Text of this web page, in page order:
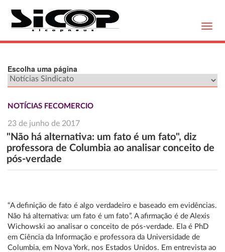
Escolha uma página
NOTÍCIAS FECOMERCIO
23 de junho de 2017
"Não há alternativa: um fato é um fato", diz
professora de Columbia ao analisar conceito de
pós-verdade
“A definição de fato é algo verdadeiro e baseado em evidências.
Não há alternativa: um fato é um fato”. A afirmação é de Alexis
Wichowski ao analisar o conceito de pós-verdade. Ela é PhD
em Ciência da Informação e professora da Universidade de
Columbia, em Nova York, nos Estados Unidos. Em entrevista ao